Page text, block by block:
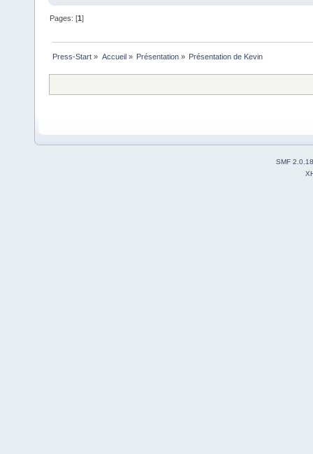
Pages: [1]
Press-Start » Accueil» Présentation» Présentation de Kevin
SMF 2.0.18